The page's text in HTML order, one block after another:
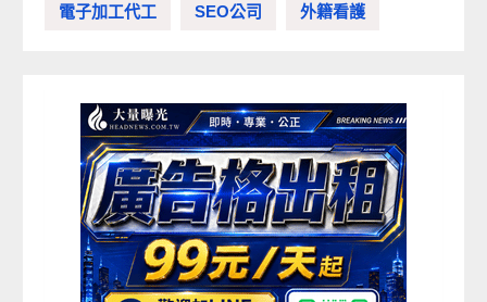
電子加工代工 SEO公司 外籍看護